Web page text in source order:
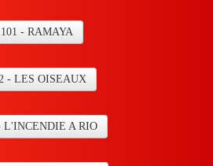
101 - RAMAYA
- LES OISEAUX
L'INCENDIE A RIO